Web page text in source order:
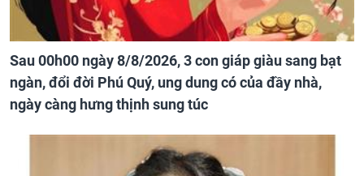
Sau 00h00 ngày 8/8/2026, 3 con giáp giàu sang bạt
ngàn, đổi đời Phú Quý, ung dung có của đầy nhà,
ngày càng hưng thịnh sung túc